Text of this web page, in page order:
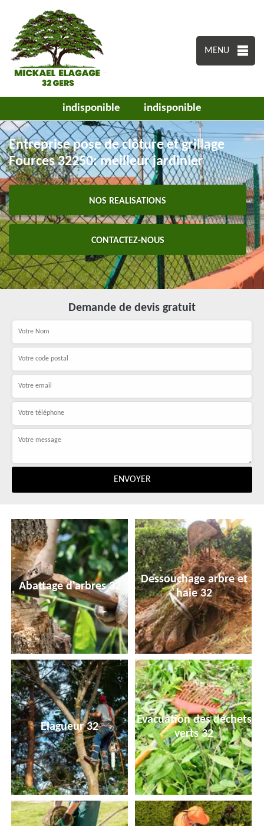
MENU
indisponible indisponible
Entreprise pose de clôture et grillage
Fources 32250: meilleur jardinier
NOS REALISATIONS
CONTACTEZ-NOUS
Demande de devis gratuit
Abattage d'arbres 32
Dessouchage arbre et
haie 32
Elagueur 32
Evacuation des déchets
verts 32